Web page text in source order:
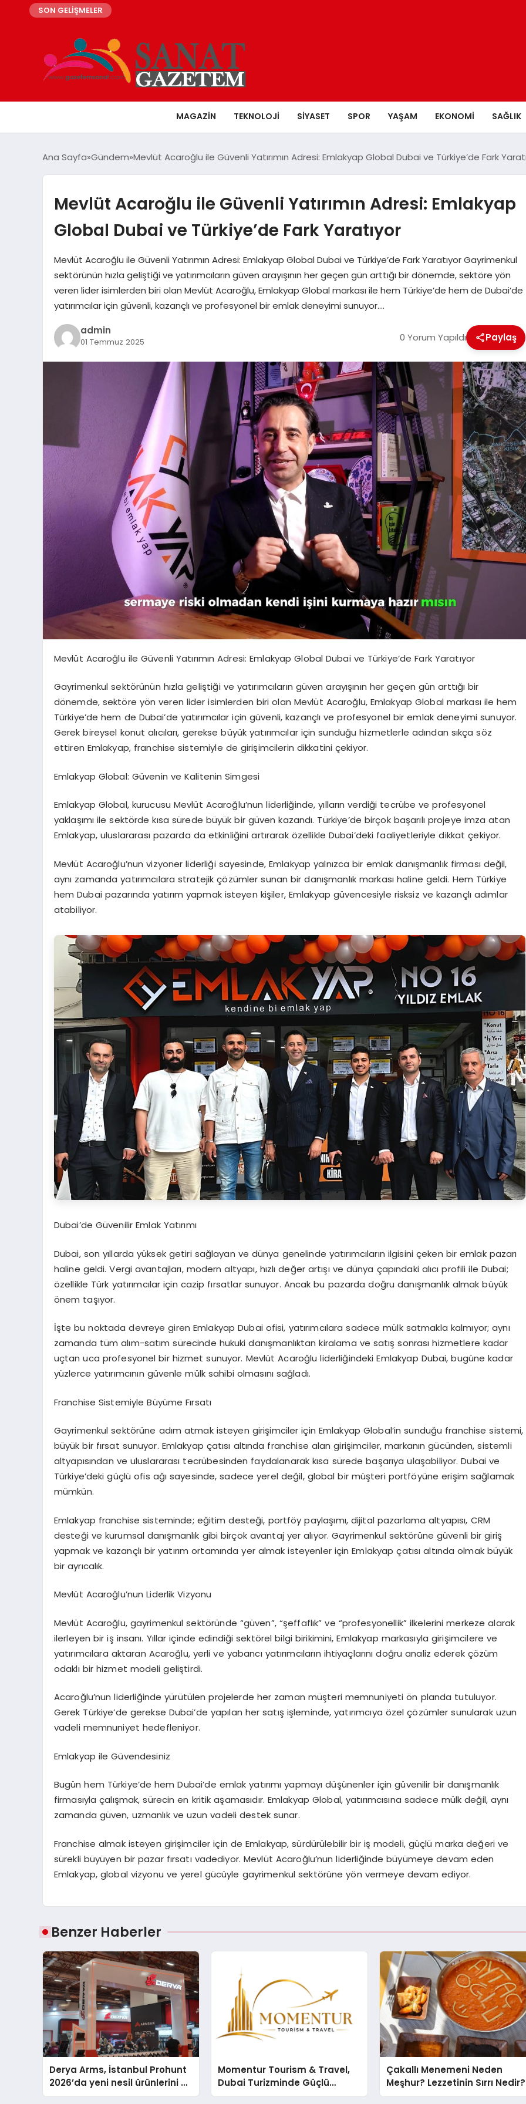
SON GELİŞMELER
MAGAZIN TEKNOLOJI SIYASET SPOR YAŞAM EKONOMI SAĞLIK
Ana Sayfa Gündem Mevlüt Acaroğlu ile Güvenli Yatırımın Adresi: Emlakyap Global Dubai ve Türkiye’de Fark
Mevlüt Acaroğlu ile Güvenli Yatırımın Adresi: Emlakyap
Global Dubai ve Türkiye’de Fark Yaratıyor
Mevlüt Acaroğlu ile Güvenli Yatırımın Adresi: Emlakyap Global Dubai ve Türkiye’de Fark Yaratıyor Gayrimenkul
sektörünün hızla geliştiği ve yatırımcıların güven arayışının her geçen gün arttığı bir dönemde, sektöre yön
veren lider isimlerden biri olan Mevlüt Acaroğlu, Emlakyap Global markası ile hem Türkiye’de hem de Dubai’de
yatırımcılar için güvenli, kazançlı ve profesyonel bir emlak deneyimi sunuyor….
admin
01 Temmuz 2025 0 Yorum Yapıldı Paylaş
Mevlüt Acaroğlu ile Güvenli Yatırımın Adresi: Emlakyap Global Dubai ve Türkiye’de Fark Yaratıyor
Gayrimenkul sektörünün hızla geliştiği ve yatırımcıların güven arayışının her geçen gün arttığı bir
dönemde, sektöre yön veren lider isimlerden biri olan Mevlüt Acaroğlu, Emlakyap Global markası ile hem
Türkiye’de hem de Dubai’de yatırımcılar için güvenli, kazançlı ve profesyonel bir emlak deneyimi sunuyor.
Gerek bireysel konut alıcıları, gerekse büyük yatırımcılar için sunduğu hizmetlerle adından sıkça söz
ettiren Emlakyap, franchise sistemiyle de girişimcilerin dikkatini çekiyor.
Emlakyap Global: Güvenin ve Kalitenin Simgesi
Emlakyap Global, kurucusu Mevlüt Acaroğlu’nun liderliğinde, yılların verdiği tecrübe ve profesyonel
yaklaşımı ile sektörde kısa sürede büyük bir güven kazandı. Türkiye’de birçok başarılı projeye imza atan
Emlakyap, uluslararası pazarda da etkinliğini artırarak özellikle Dubai’deki faaliyetleriyle dikkat çekiyor.
Mevlüt Acaroğlu’nun vizyoner liderliği sayesinde, Emlakyap yalnızca bir emlak danışmanlık firması değil,
aynı zamanda yatırımcılara stratejik çözümler sunan bir danışmanlık markası haline geldi. Hem Türkiye
hem Dubai pazarında yatırım yapmak isteyen kişiler, Emlakyap güvencesiyle risksiz ve kazançlı adımlar
atabiliyor.
Dubai’de Güvenilir Emlak Yatırımı
Dubai, son yıllarda yüksek getiri sağlayan ve dünya genelinde yatırımcıların ilgisini çeken bir emlak pazarı
haline geldi. Vergi avantajları, modern altyapı, hızlı değer artışı ve dünya çapındaki alıcı profili ile Dubai;
özellikle Türk yatırımcılar için cazip fırsatlar sunuyor. Ancak bu pazarda doğru danışmanlık almak büyük
önem taşıyor.
İşte bu noktada devreye giren Emlakyap Dubai ofisi, yatırımcılara sadece mülk satmakla kalmıyor; aynı
zamanda tüm alım-satım sürecinde hukuki danışmanlıktan kiralama ve satış sonrası hizmetlere kadar
uçtan uca profesyonel bir hizmet sunuyor. Mevlüt Acaroğlu liderliğindeki Emlakyap Dubai, bugüne kadar
yüzlerce yatırımcının güvenle mülk sahibi olmasını sağladı.
Franchise Sistemiyle Büyüme Fırsatı
Gayrimenkul sektörüne adım atmak isteyen girişimciler için Emlakyap Global’in sunduğu franchise sistemi,
büyük bir fırsat sunuyor. Emlakyap çatısı altında franchise alan girişimciler, markanın gücünden, sistemli
altyapısından ve uluslararası tecrübesinden faydalanarak kısa sürede başarıya ulaşabiliyor. Dubai ve
Türkiye’deki güçlü ofis ağı sayesinde, sadece yerel değil, global bir müşteri portföyüne erişim sağlamak
mümkün.
Emlakyap franchise sisteminde; eğitim desteği, portföy paylaşımı, dijital pazarlama altyapısı, CRM
desteği ve kurumsal danışmanlık gibi birçok avantaj yer alıyor. Gayrimenkul sektörüne güvenli bir giriş
yapmak ve kazançlı bir yatırım ortamında yer almak isteyenler için Emlakyap çatısı altında olmak büyük
bir ayrıcalık.
Mevlüt Acaroğlu’nun Liderlik Vizyonu
Mevlüt Acaroğlu, gayrimenkul sektöründe “güven”, “şeffaflık” ve “profesyonellik” ilkelerini merkeze alarak
ilerleyen bir iş insanı. Yıllar içinde edindiği sektörel bilgi birikimini, Emlakyap markasıyla girişimcilere ve
yatırımcılara aktaran Acaroğlu, yerli ve yabancı yatırımcıların ihtiyaçlarını doğru analiz ederek çözüm
odaklı bir hizmet modeli geliştirdi.
Acaroğlu’nun liderliğinde yürütülen projelerde her zaman müşteri memnuniyeti ön planda tutuluyor.
Gerek Türkiye’de gerekse Dubai’de yapılan her satış işleminde, yatırımcıya özel çözümler sunularak uzun
vadeli memnuniyet hedefleniyor.
Emlakyap ile Güvendesiniz
Bugün hem Türkiye’de hem Dubai’de emlak yatırımı yapmayı düşünenler için güvenilir bir danışmanlık
firmasıyla çalışmak, sürecin en kritik aşamasıdır. Emlakyap Global, yatırımcısına sadece mülk değil, aynı
zamanda güven, uzmanlık ve uzun vadeli destek sunar.
Franchise almak isteyen girişimciler için de Emlakyap, sürdürülebilir bir iş modeli, güçlü marka değeri ve
sürekli büyüyen bir pazar fırsatı vadediyor. Mevlüt Acaroğlu’nun liderliğinde büyümeye devam eden
Emlakyap, global vizyonu ve yerel gücüyle gayrimenkul sektörüne yön vermeye devam ediyor.
Benzer Haberler
Derya Arms, İstanbul Prohunt
2026’da yeni nesil ürünlerini ve
global marka vizyonunu
Momentur Tourism & Travel,
Dubai Turizminde Güçlü
Operasyon Ağıyla Fark
Çakallı Menemeni Neden
Meşhur? Lezzetinin Sırrı Nedir?